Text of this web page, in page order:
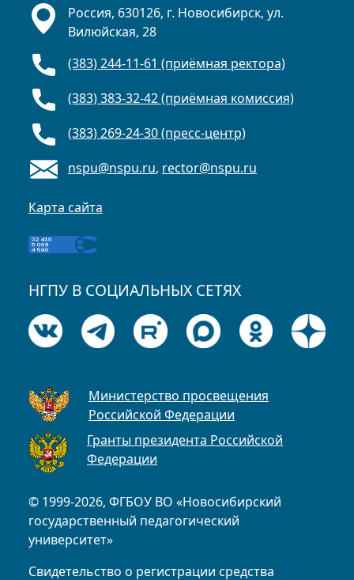
© 1999-2026, ФГБОУ ВО «Новосибирский
государственный педагогический
университет»
Свидетельство о регистрации средства
Россия, 630126, г. Новосибирск, ул.
Вилюйская, 28
(383) 244-11-61 (приёмная ректора)
(383) 383-32-42 (приёмная комиссия)
(383) 269-24-30 (пресс-центр)
nspu@nspu.ru, rector@nspu.ru
Карта сайта
НГПУ В СОЦИАЛЬНЫХ СЕТЯХ
Министерство просвещения
Российской Федерации
Гранты президента Российской
Федерации